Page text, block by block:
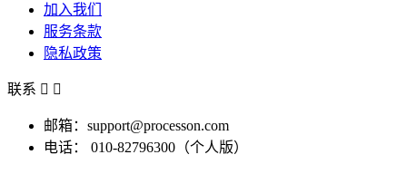
加入我们
服务条款
隐私政策
联系  
邮箱：support@processon.com
电话：
010-82796300（个人版）